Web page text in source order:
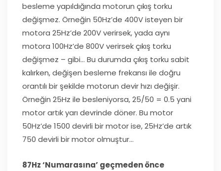
besleme yapıldığında motorun çıkış torku
değişmez. Örneğin 50Hz’de 400V isteyen bir
motora 25Hz’de 200V verirsek, yada aynı
motora 100Hz’de 800V verirsek çıkış torku
değişmez – gibi… Bu durumda çıkış torku sabit
kalırken, değişen besleme frekansı ile doğru
orantılı bir şekilde motorun devir hızı değişir.
Örneğin 25Hz ile besleniyorsa, 25/50 = 0.5 yani
motor artık yarı devrinde döner. Bu motor
50Hz’de 1500 devirli bir motor ise, 25Hz’de artık
750 devirli bir motor olmuştur…
87Hz ‘Numarasına’ geçmeden önce